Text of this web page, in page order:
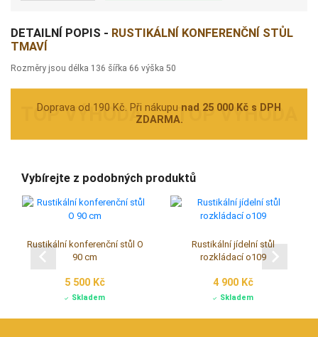
DETAILNÍ POPIS - RUSTIKÁLNÍ KONFERENČNÍ STŮL
TMAVÍ
Rozměry jsou délka 136 šířka 66 výška 50
Doprava od 190 Kč. Při nákupu nad 25 000 Kč s DPH
ZDARMA.
Vybírejte z podobných produktů
Rustikální konferenční stůl O
90 cm
5 500 Kč
Skladem
Rustikální jídelní stůl
rozkládací o109
4 900 Kč
Skladem